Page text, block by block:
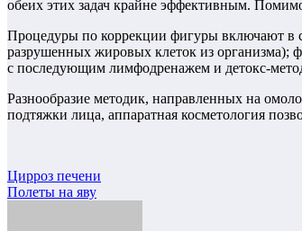
обеих этих задач крайне эффективным.
Процедуры по коррекции фигуры включают в
разрушенных жировых клеток из организма);
с последующим лимфодренажем и детокс-
Разнообразие методик, направленных на
подтяжки лица, аппаратная косметология
Навигация
по
Цирроз печени
Полеты на яву